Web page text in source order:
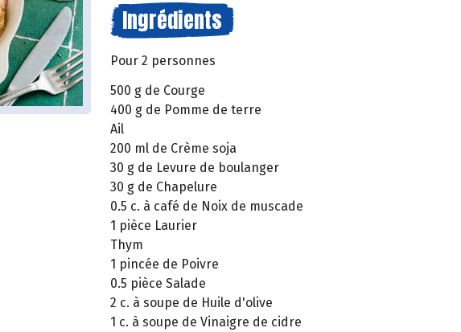
Ingrédients
Pour 2 personnes
500 g de Courge
400 g de Pomme de terre
Ail
200 ml de Crème soja
30 g de Levure de boulanger
30 g de Chapelure
0.5 c. à café de Noix de muscade
1 pièce Laurier
Thym
1 pincée de Poivre
0.5 pièce Salade
2 c. à soupe de Huile d'olive
1 c. à soupe de Vinaigre de cidre